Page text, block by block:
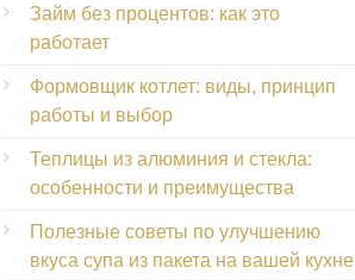
Займ без процентов: как это
работает
Формовщик котлет: виды, принцип
работы и выбор
Теплицы из алюминия и стекла:
особенности и преимущества
Полезные советы по улучшению
вкуса супа из пакета на вашей кухне